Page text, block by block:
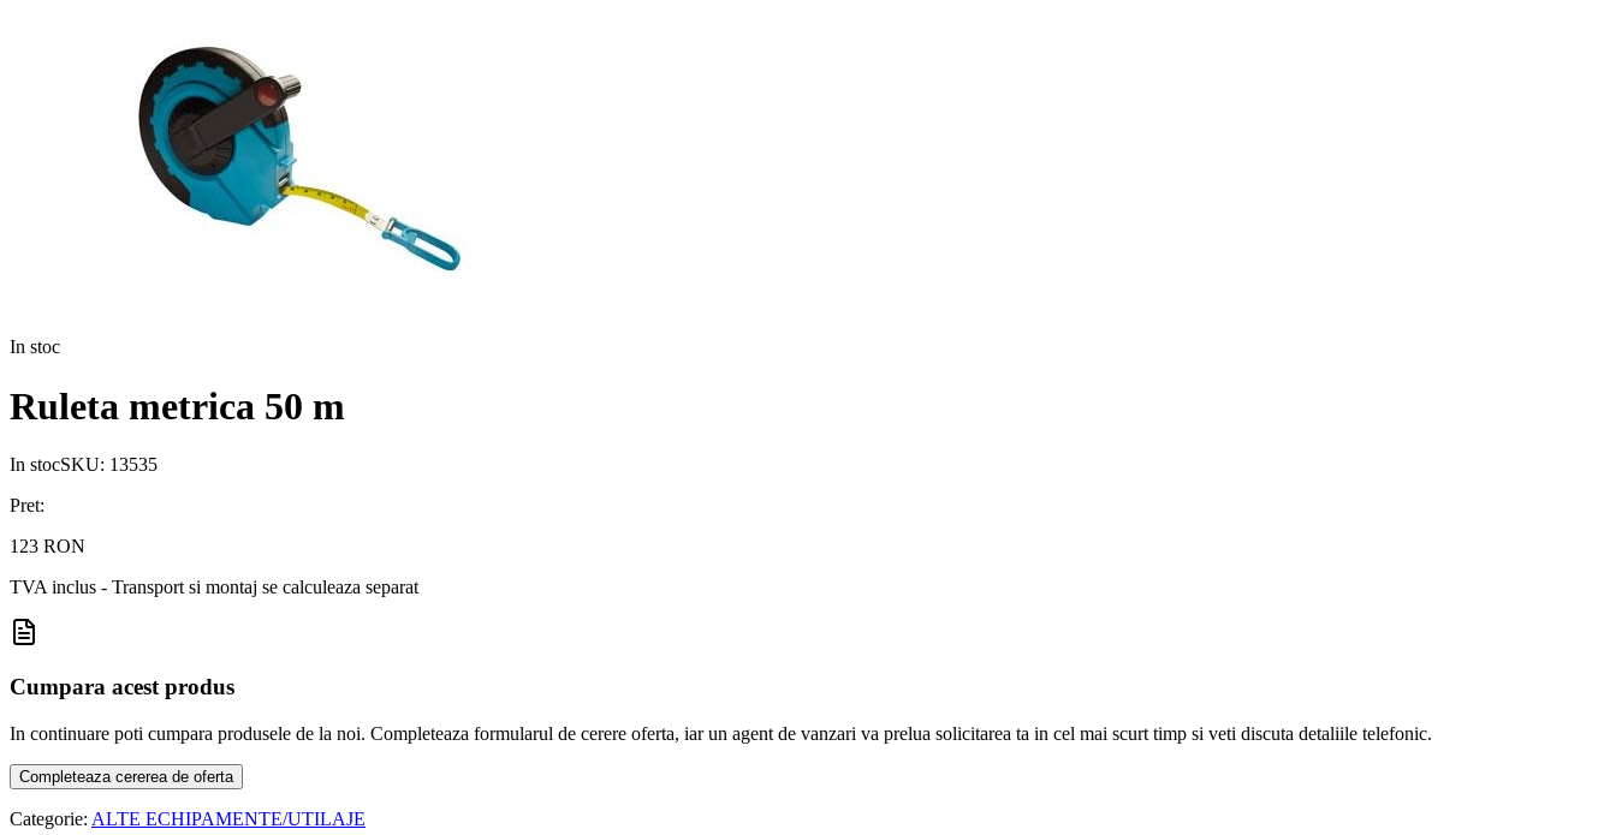
In stoc
Ruleta metrica 50 m
In stocSKU: 13535
Pret:
123 RON
TVA inclus - Transport si montaj se calculeaza separat
Cumpara acest produs
In continuare poti cumpara produsele de la noi. Completeaza formularul de cerere oferta, iar un agent de vanzari va prelua solicitarea ta in cel mai scurt timp si veti discuta detaliile telefonic.
Completeaza cererea de oferta
Categorie: ALTE ECHIPAMENTE/UTILAJE